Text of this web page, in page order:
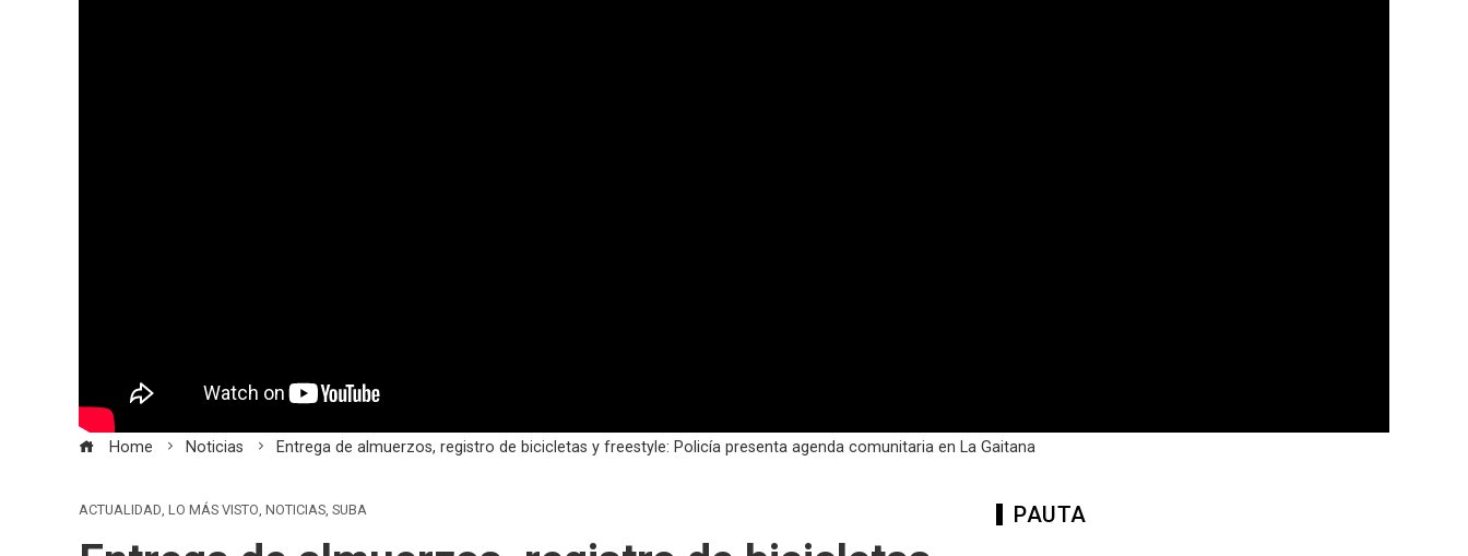
Home Noticias Entrega de almuerzos, registro de bicicletas y freestyle: Policía presenta agenda comunitaria en La Gaitana
ACTUALIDAD, LO MÁS VISTO, NOTICIAS, SUBA PAUTA